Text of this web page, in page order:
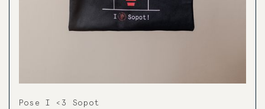
Pose I <3 Sopot